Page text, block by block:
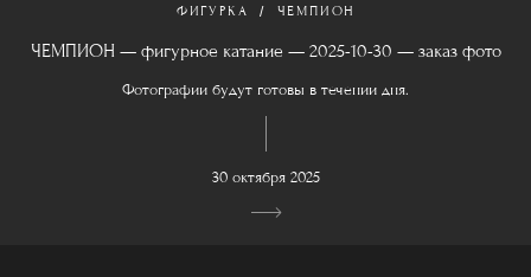
ФИГУРКА ЧЕМПИОН
ЧЕМПИОН — фигурное катание — 2025-10-30 — заказ фото
Фотографии будут готовы в течении дня.
30 октября 2025